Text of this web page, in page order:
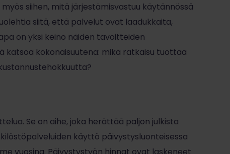
siihen, mitä järjestämisvastuu käytännössä
siitä, että palvelut ovat laadukkaita,
on yksi keino näiden tavoitteiden
katsoa kokonaisuutena: mikä ratkaisu tuottaa
Se on aihe, joka herättää paljon julkista
käyttö päivystysluonteisessa
vuosina. Päivystystyön hinnat ovat laskeneet